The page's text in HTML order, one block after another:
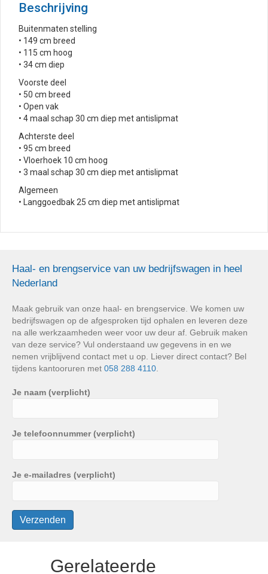
Beschrijving
Buitenmaten stelling
• 149 cm breed
• 115 cm hoog
• 34 cm diep
Voorste deel
• 50 cm breed
• Open vak
• 4 maal schap 30 cm diep met antislipmat
Achterste deel
• 95 cm breed
• Vloerhoek 10 cm hoog
• 3 maal schap 30 cm diep met antislipmat
Algemeen
• Langgoedbak 25 cm diep met antislipmat
Haal- en brengservice van uw bedrijfswagen in heel
Nederland
Maak gebruik van onze haal- en brengservice. We komen uw
bedrijfswagen op de afgesproken tijd ophalen en leveren deze
na alle werkzaamheden weer voor uw deur af. Gebruik maken
van deze service? Vul onderstaand uw gegevens in en we
nemen vrijblijvend contact met u op. Liever direct contact? Bel
tijdens kantooruren met 058 288 4110
Je naam (verplicht)
Je telefoonnummer (verplicht)
Je e-mailadres (verplicht)
Gerelateerde